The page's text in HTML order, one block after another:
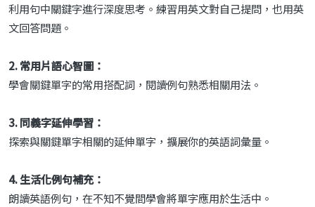
利用句中關鍵字進行深度思考。練習用英文對自己提問，也用英
文回答問題。
2. 常用片語心智圖：
學會關鍵單字的常用搭配詞，閱讀例句熟悉相關用法。
3. 同義字延伸學習：
探索與關鍵單字相關的延伸單字，擴展你的英語詞彙量。
4. 生活化例句補充：
朗讀英語例句，在不知不覺間學會將單字應用於生活中。